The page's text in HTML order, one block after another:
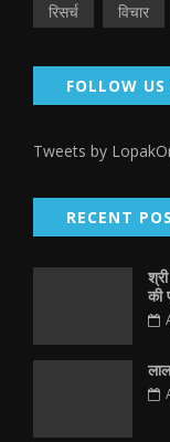
रिसर्च
विचार
FOLLOW
Tweets by
RECENT
की